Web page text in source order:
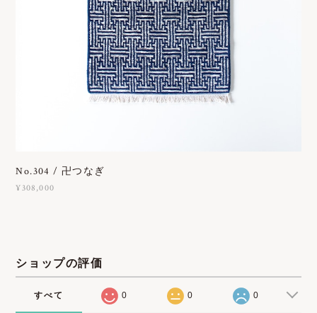
No.304 / 卍つなぎ
¥308,000
ショップの評価
すべて 0 0 0